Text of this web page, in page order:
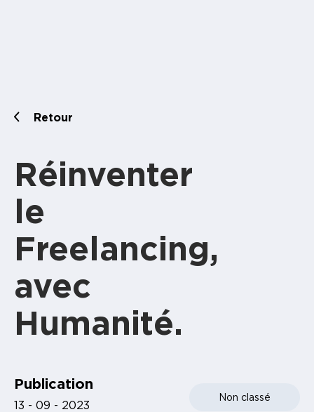
Retour
Réinventer
le
Freelancing,
avec
Humanité.
Publication
13 - 09 - 2023
Non classé